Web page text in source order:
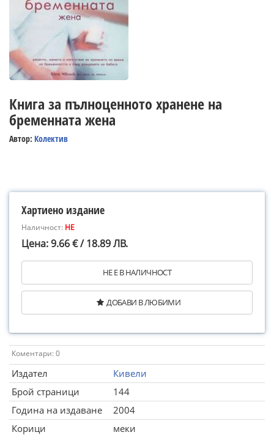
Книга за пълноценното хранене на
бременната жена
Автор: Колектив
Хартиено издание
Наличност: НЕ
Цена: 9.66 € / 18.89 ЛВ.
НЕ Е В НАЛИЧНОСТ
ДОБАВИ В ЛЮБИМИ
Коментари: 0
Издател
Кивели
Брой страници
144
Година на издаване
2004
Корици
меки